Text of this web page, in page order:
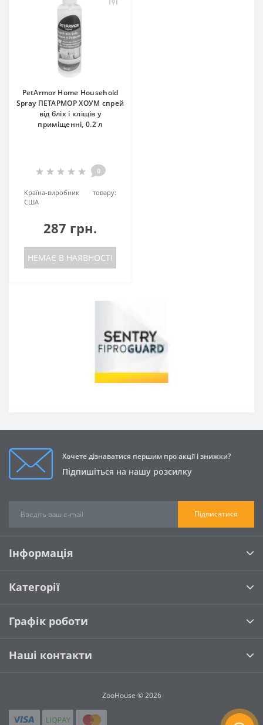
PetArmor Home Household
Spray ПЕТАРМОР ХОУМ спрей
від бліх і кліщів у
приміщенні, 0.2 л
0
Країна-виробник товару:
США
287 грн.
НЕМАЄ В НАЯВНОСТІ
Хочете дізнаватися першим про акції і знижки?
Підпишіться на нашу розсилку
Підписатися
Інформація
Категорії
Графік роботи
Наші контакти
ZooHouse © 2026